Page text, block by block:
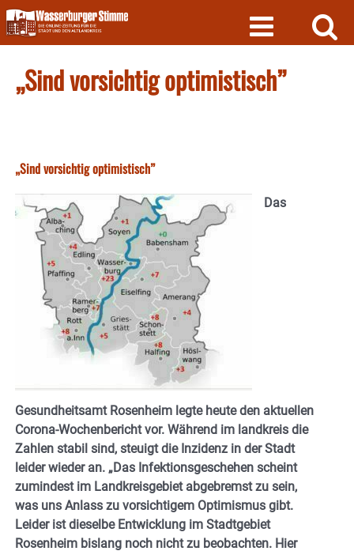
Skip
to
content
„Sind vorsichtig optimistisch”
„Sind vorsichtig optimistisch”
Das
Gesundheitsamt Rosenheim legte heute den aktuellen
Corona-Wochenbericht vor. Während im landkreis die
Zahlen stabil sind, steuigt die Inzidenz in der Stadt
leider wieder an. „Das Infektionsgeschehen scheint
zumindest im Landkreisgebiet abgebremst zu sein,
was uns Anlass zu vorsichtigem Optimismus gibt.
Leider ist dieselbe Entwicklung im Stadtgebiet
Rosenheim bislang noch nicht zu beobachten. Hier